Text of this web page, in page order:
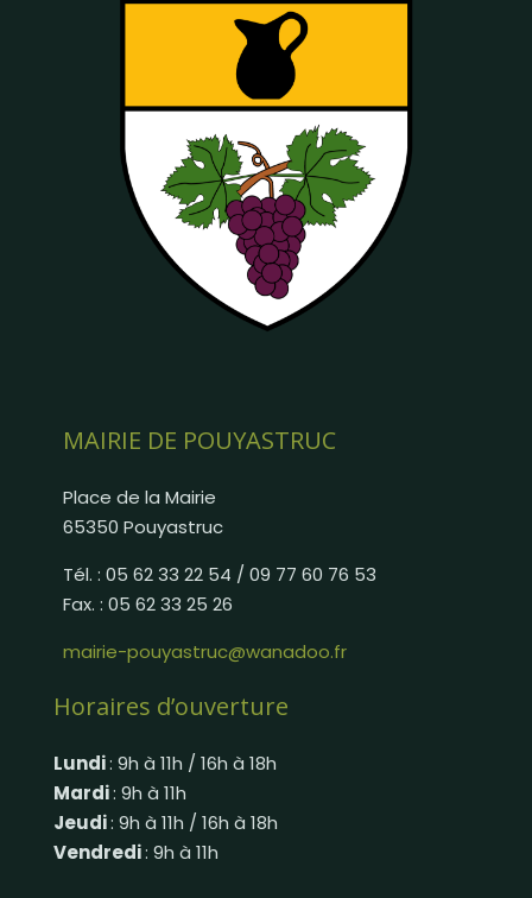
MAIRIE DE POUYASTRUC
Place de la Mairie
65350 Pouyastruc
Tél. : 05 62 33 22 54 / 09 77 60 76 53
Fax. : 05 62 33 25 26
mairie-pouyastruc@wanadoo.fr
Horaires d’ouverture
Lundi: 9h à 11h / 16h à 18h
Mardi: 9h à 11h
Jeudi: 9h à 11h / 16h à 18h
Vendredi: 9h à 11h